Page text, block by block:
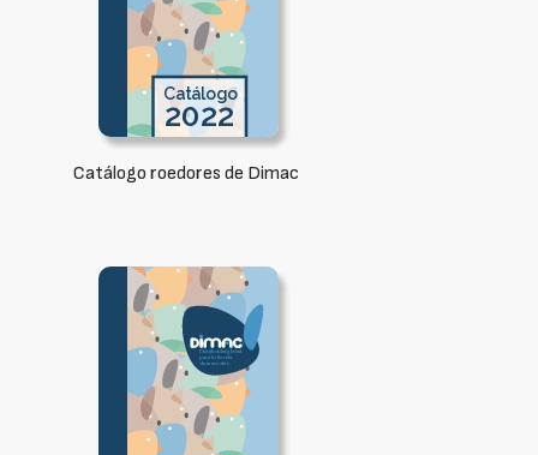
Catálogo roedores de Dimac